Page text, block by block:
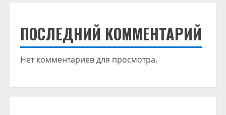
ПОСЛЕДНИЙ КОММЕНТАРИЙ
Нет комментариев для просмотра.